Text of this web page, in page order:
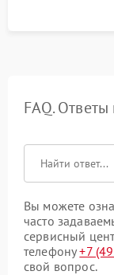
FAQ.
Вы можете
часто
сервисный
телефону+7
свой вопрос.